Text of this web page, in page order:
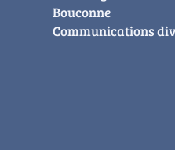
Bouconne
Communications